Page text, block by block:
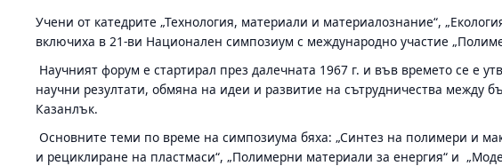
Учени от катедрите „Технология, материали и материалознание“,
включиха в 21-ви Национален симпозиум с международно участие
Научният форум е стартирал през далечната 1967 г. и във времето се е
научни резултати, обмяна на идеи и развитие на сътрудничества между
Казанлък.
Основните теми по време на симпозиума бяха: „Синтез на полимери и
и рециклиране на пластмаси“, „Полимерни материали за енергия“ и